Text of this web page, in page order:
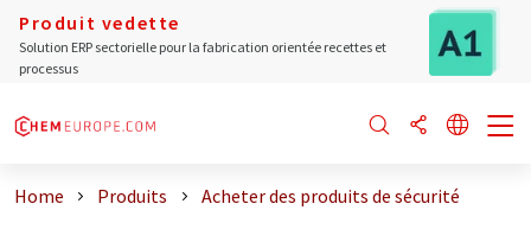
Produit vedette
Solution ERP sectorielle pour la fabrication orientée recettes et
processus
Home Produits Acheter des produits de sécurité